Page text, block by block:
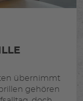
übernimmt
gehören